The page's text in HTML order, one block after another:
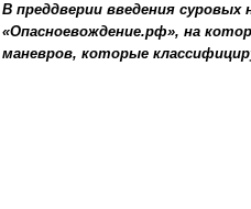
В преддверии введения
«Опасноевождение.рф», на
маневров, которые